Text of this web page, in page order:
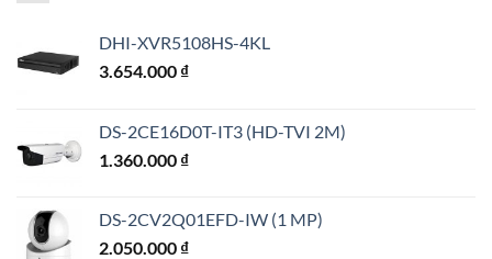
DHI-XVR5108HS-4KL
3.654.000 ₫
DS-2CE16D0T-IT3 (HD-TVI 2M)
1.360.000 ₫
DS-2CV2Q01EFD-IW (1 MP)
2.050.000 ₫